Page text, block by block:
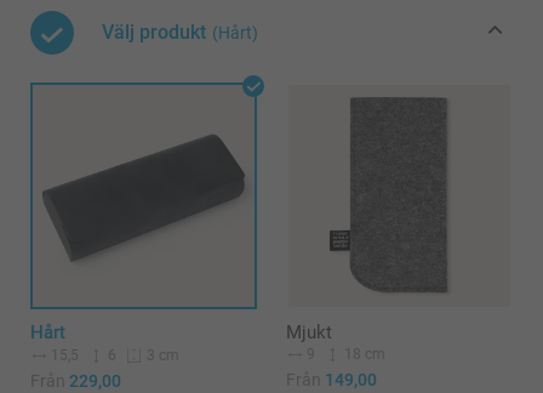
Välj produkt (Hårt)
Hårt
15,5 6 3 cm
Från 229,00
Mjukt
9 18 cm
Från 149,00